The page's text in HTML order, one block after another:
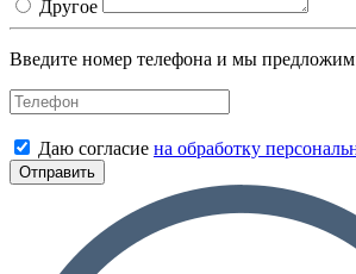
Другое
Введите номер телефона и мы
Даю согласие на обработку
Отправить